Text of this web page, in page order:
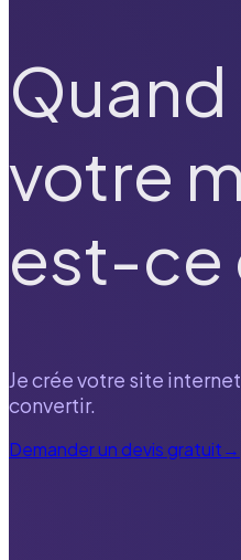
votre
est-ce
Je crée votre site
convertir.
Demander un devis gratuit→